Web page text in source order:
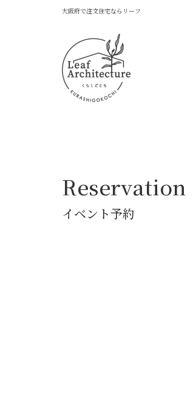
大阪府で注文住宅ならリーフ
Reservation
イベント予約